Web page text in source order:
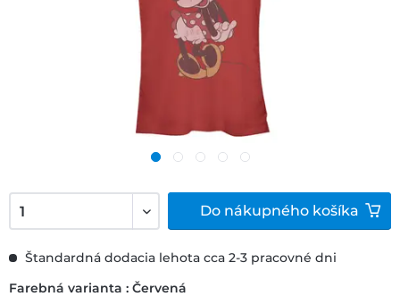
Štandardná dodacia lehota cca 2-3 pracovné dni
Farebná varianta : Červená
Do nákupného košíka